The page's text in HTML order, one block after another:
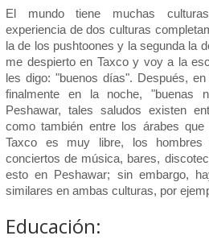
El mundo tiene muchas
experiencia de dos culturas
la de los pushtoones y la segunda la
me despierto en Taxco y voy a la
les digo: "buenos días". Después,
finalmente en la noche, "buenas
Peshawar, tales saludos existen
como también entre los árabes
Taxco es muy libre, los
conciertos de música, bares,
esto en Peshawar; sin embargo,
similares en ambas culturas, por
Educación: